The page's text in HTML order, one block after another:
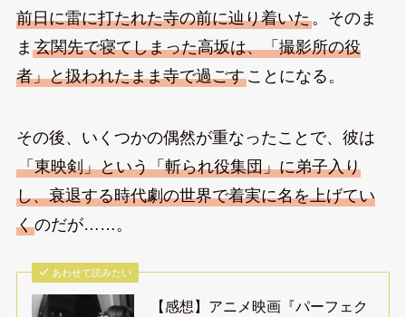
前日に雷に打たれた寺の前に辿り着いた。そのま
ま 玄関先で寝てしまった高坂は、「撮影所の役
者」と扱われたまま寺で過ごすことになる。
その後、いくつかの偶然が重なったことで、彼は
「東映剣」という「斬られ役集団」に弟子入り
し、衰退する時代劇の世界で着実に名を上げてい
くのだが……。
あわせて読みたい
【感想】アニメ映画『パーフェク